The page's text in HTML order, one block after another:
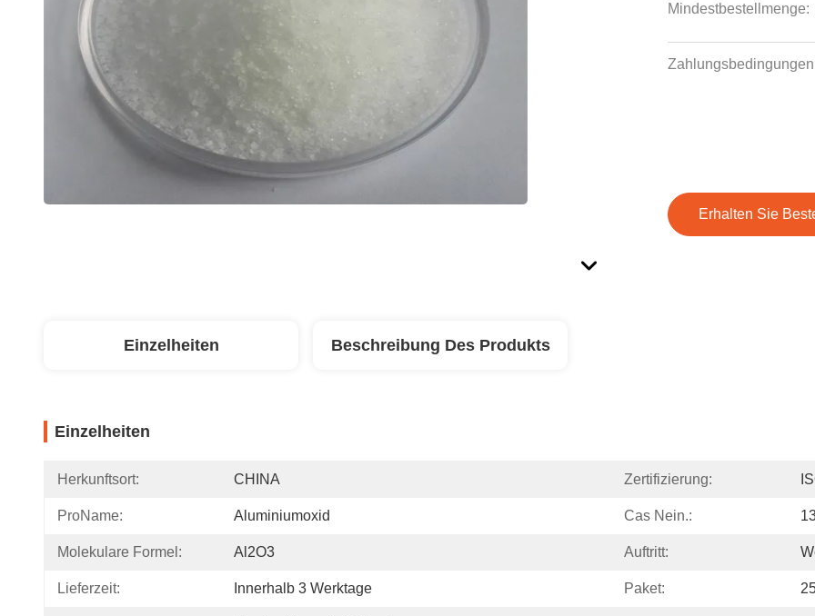
Mindestbestellmenge:
Erhalten Sie
Einzelheiten Beschreibung Des Produkts
Einzelheiten
Herkunftsort: CHINA Zertifizierung:
ProName: Aluminiumoxid Cas Nein.:
Molekulare Formel: Al2O3 Auftritt:
Lieferzeit: Innerhalb 3 Werktage Paket: